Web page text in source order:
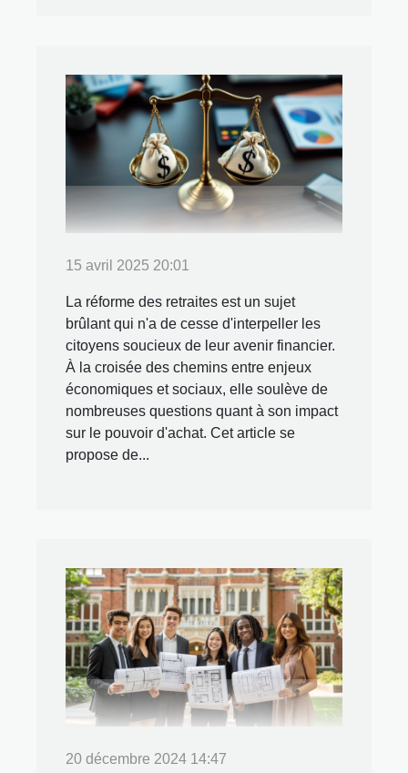
15 avril 2025 20:01
La réforme des retraites est un sujet
brûlant qui n'a de cesse d'interpeller les
citoyens soucieux de leur avenir financier.
À la croisée des chemins entre enjeux
économiques et sociaux, elle soulève de
nombreuses questions quant à son impact
sur le pouvoir d'achat. Cet article se
propose de...
20 décembre 2024 14:47